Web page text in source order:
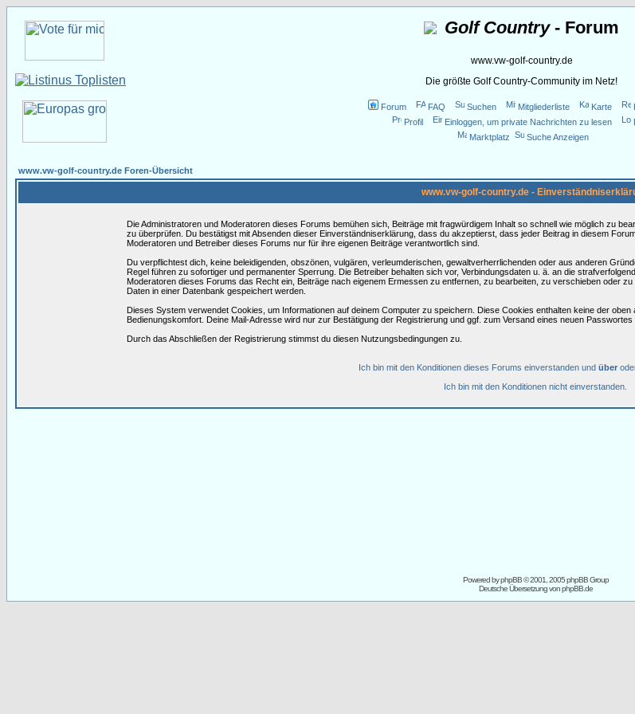
Golf Country- Forum
www.vw-golf-country.de
Die größte Golf Country-Community im Netz!
Forum FAQ Suchen Mitgliederliste Karte
Profil
Einloggen, um private Nachrichten zu lesen
Marktplatz
Suche Anzeigen
www.vw-golf-country.de Foren-Übersicht
www.vw-golf-country.de -
Die Administratoren und Moderatoren dieses Forums bemühen sich, Beiträge mit fragwürdigem Inhalt so schnell wie möglich zu
zu überprüfen. Du bestätigst mit Absenden dieser Einverständniserklärung, dass du akzeptierst, dass jeder Beitrag in diesem
Moderatoren und Betreiber dieses Forums nur für ihre eigenen Beiträge verantwortlich sind.
Du verpflichtest dich, keine beleidigenden, obszönen, vulgären, verleumderischen, gewaltverherrlichenden oder aus anderen
Regel führen zu sofortiger und permanenter Sperrung. Die Betreiber behalten sich vor, Verbindungsdaten u. ä. an die
Moderatoren dieses Forums das Recht ein, Beiträge nach eigenem Ermessen zu entfernen, zu bearbeiten, zu verschieben oder
Daten in einer Datenbank gespeichert werden.
Dieses System verwendet Cookies, um Informationen auf deinem Computer zu speichern. Diese Cookies enthalten keine der
Bedienungskomfort. Deine Mail-Adresse wird nur zur Bestätigung der Registrierung und ggf. zum Versand eines neuen Passwortes
Durch das Abschließen der Registrierung stimmst du diesen Nutzungsbedingungen zu.
Ich bin mit den Konditionen dieses Forums einverstanden und über
Ich bin mit den Konditionen nicht einverstanden.
Powered byphpBB© 2001, 2005 phpBB Group
Deutsche Übersetzung vonphpBB.de